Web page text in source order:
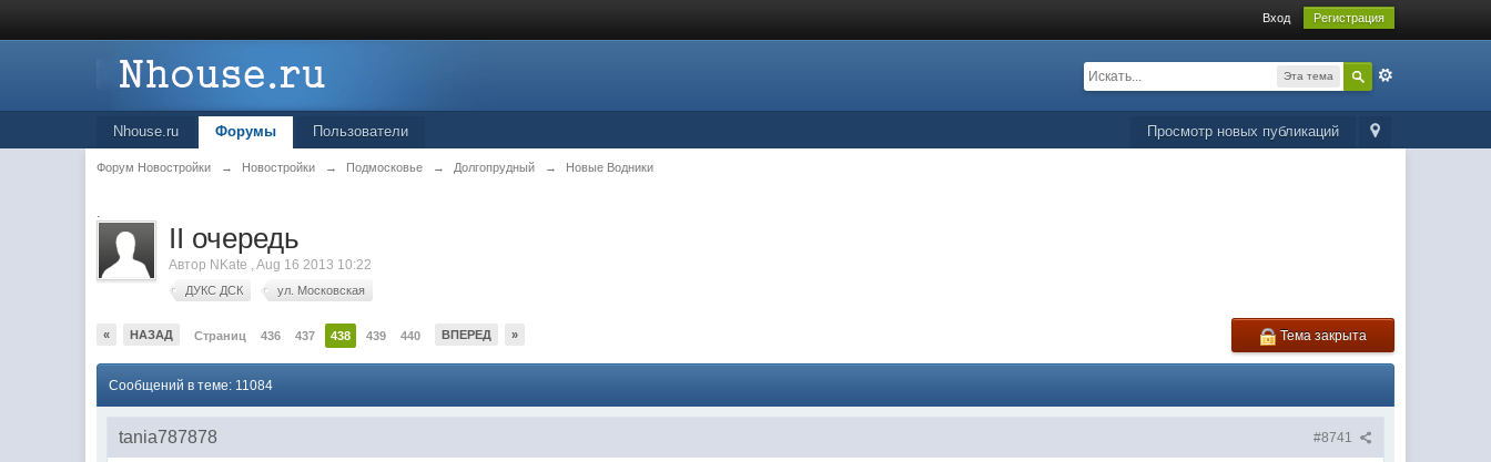
Вход Регистрация
Эта тема
Просмотр новых публикаций
Nhouse.ru Форумы Пользователи
Форум Новостройки → Новостройки → Подмосковье → Долгопрудный → Новые Водники
.
II очередь
Автор NKate ,Aug 16 2013 10:22
ДУКС ДСК ул. Московская
« НАЗАД Страниц 436 437 438 439 440 ВПЕРЕД » Тема закрыта
Сообщений в теме: 11084
#8741
tania787878